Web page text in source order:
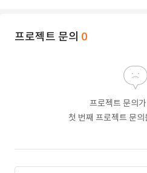
프로젝트 문의 0
프로젝트 문의
첫 번째 프로젝트 문